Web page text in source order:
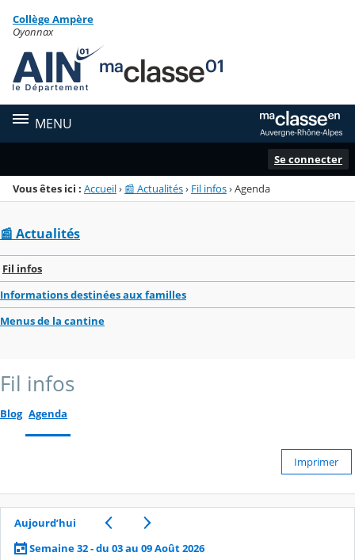
Menu de la rubrique
Contenu
Collège Ampère
Oyonnax
MENU
Se connecter
Vous êtes ici : Accueil› 📰 Actualités› Fil infos›Agenda
📰 Actualités
Fil infos
Informations destinées aux familles
Menus de la cantine
Fil infos
Blog Agenda
Imprimer
Aujourd’hui
Semaine 32 - du 03 au 09 Août 2026